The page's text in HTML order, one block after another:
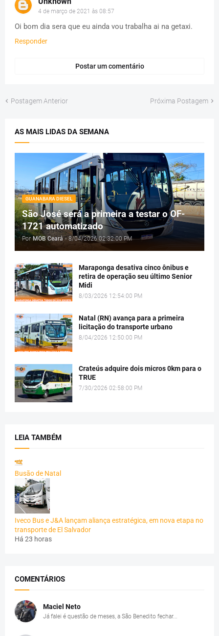
4 de março de 2021 às 08:57
Oi bom dia sera que eu ainda vou trabalha ai na getaxi.
Responder
Postar um comentário
Postagem Anterior Próxima Postagem
AS MAIS LIDAS DA SEMANA
GUANABARA DIESEL
São José será a primeira a testar o OF-
1721 automatizado
Por MOB Ceará - 8/04/2026 02:32:00 PM
Maraponga desativa cinco ônibus e
retira de operação seu último Senior
Midi
8/03/2026 12:54:00 PM
Natal (RN) avança para a primeira
licitação do transporte urbano
8/04/2026 12:50:00 PM
Crateús adquire dois micros 0km para o
TRUE
7/30/2026 02:58:00 PM
LEIA TAMBÉM
Busão de Natal
Iveco Bus e J&A lançam aliança estratégica, em nova etapa no
transporte de El Salvador
Há 23 horas
COMENTÁRIOS
Maciel Neto
Já falei é questão de meses, a São Benedito fechar...